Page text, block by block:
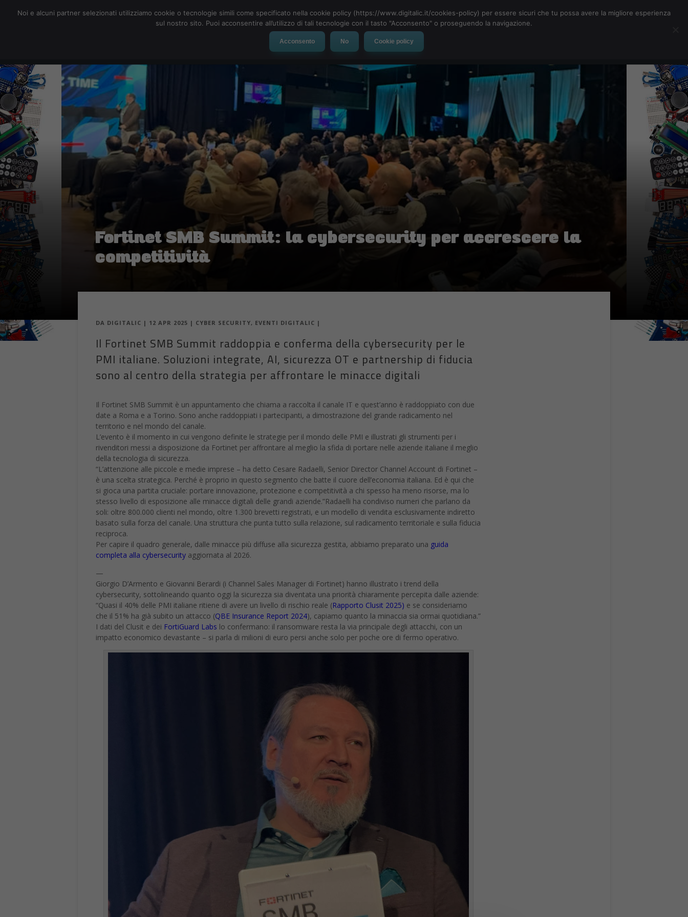
Social Network App Automotive Tech-News
Fortinet SMB Summit: la cybersecurity per accrescere la
competitività
DA DIGITALIC | 12 APR 2025 | CYBER SECURITY, EVENTI DIGITALIC |
Il Fortinet SMB Summit raddoppia e conferma della cybersecurity per le
PMI italiane. Soluzioni integrate, AI, sicurezza OT e partnership di fiducia
sono al centro della strategia per affrontare le minacce digitali
Il Fortinet SMB Summit è un appuntamento che chiama a raccolta il canale IT e quest’anno è raddoppiato con due
date a Roma e a Torino. Sono anche raddoppiati i partecipanti, a dimostrazione del grande radicamento nel
territorio e nel mondo del canale.
L’evento è il momento in cui vengono definite le strategie per il mondo delle PMI e illustrati gli strumenti per i
rivenditori messi a disposizione da Fortinet per affrontare al meglio la sfida di portare nelle aziende italiane il meglio
della tecnologia di sicurezza.
“L’attenzione alle piccole e medie imprese – ha detto Cesare Radaelli, Senior Director Channel Account di Fortinet –
è una scelta strategica. Perché è proprio in questo segmento che batte il cuore dell’economia italiana. Ed è qui che
si gioca una partita cruciale: portare innovazione, protezione e competitività a chi spesso ha meno risorse, ma lo
stesso livello di esposizione alle minacce digitali delle grandi aziende.”Radaelli ha condiviso numeri che parlano da
soli: oltre 800.000 clienti nel mondo, oltre 1.300 brevetti registrati, e un modello di vendita esclusivamente indiretto
basato sulla forza del canale. Una struttura che punta tutto sulla relazione, sul radicamento territoriale e sulla fiducia
reciproca.
Per capire il quadro generale, dalle minacce più diffuse alla sicurezza gestita, abbiamo preparato una guida
completa alla cybersecurity aggiornata al 2026.
—
Giorgio D’Armento e Giovanni Berardi (i Channel Sales Manager di Fortinet) hanno illustrato i trend della
cybersecurity, sottolineando quanto oggi la sicurezza sia diventata una priorità chiaramente percepita dalle aziende:
“Quasi il 40% delle PMI italiane ritiene di avere un livello di rischio reale (Rapporto Clusit 2025) e se consideriamo
che il 51% ha già subito un attacco (QBE Insurance Report 2024), capiamo quanto la minaccia sia ormai quotidiana.”
I dati del Clusit e dei FortiGuard Labs lo confermano: il ransomware resta la via principale degli attacchi, con un
impatto economico devastante – si parla di milioni di euro persi anche solo per poche ore di fermo operativo.
Noi e alcuni partner selezionati utilizziamo cookie o tecnologie simili come specificato nella cookie policy (https://www.digitalic.it/cookies-policy) per essere sicuri che tu possa avere la migliore esperienza
sul nostro sito. Puoi acconsentire all’utilizzo di tali tecnologie con il tasto "Acconsento" o proseguendo la navigazione.
Acconsento No Cookie policy